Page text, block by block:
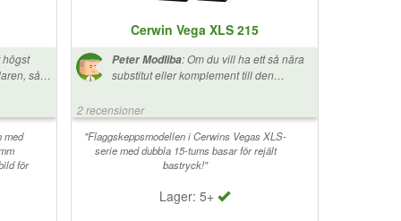
så
de en
har en
att den
överlag
som
rent och
med
för
Cerwin Vega XLS 215
Peter Modliba: Om du vill ha ett så nära
substitut eller komplement till den
är CV XLS-215 nog det närmaste du kan
komma.
2 recensioner
"Flaggskeppsmodellen i Cerwins Vegas XLS-
serie med dubbla 15-tums basar för rejält
bastryck!"
Lager: 5+